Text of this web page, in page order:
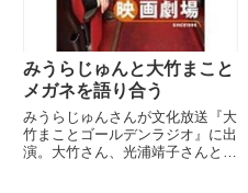
みうらじゅんと大竹まこと
メガネを語り合う
みうらじゅんさんが文化放送『大
竹まことゴールデンラジオ』に出
演。大竹さん、光浦靖子さんとメ